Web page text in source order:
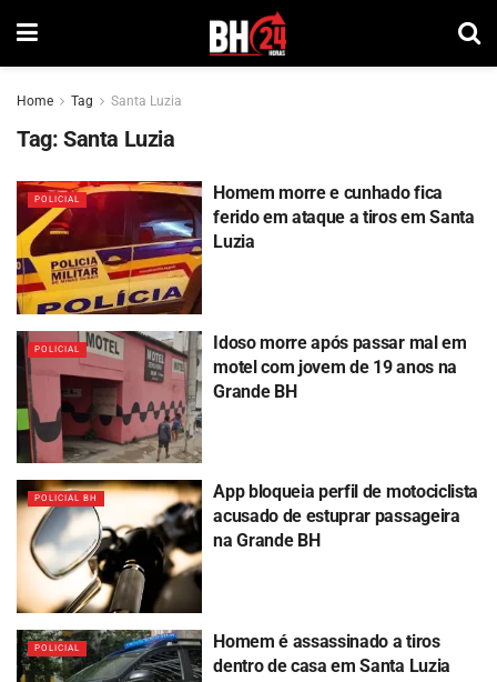
Home Tag Santa Luzia
Tag: Santa Luzia
POLICIAL
Homem morre e cunhado fica
ferido em ataque a tiros em Santa
Luzia
POLICIAL
Idoso morre após passar mal em
motel com jovem de 19 anos na
Grande BH
POLICIAL BH
App bloqueia perfil de motociclista
acusado de estuprar passageira
na Grande BH
POLICIAL
Homem é assassinado a tiros
dentro de casa em Santa Luzia